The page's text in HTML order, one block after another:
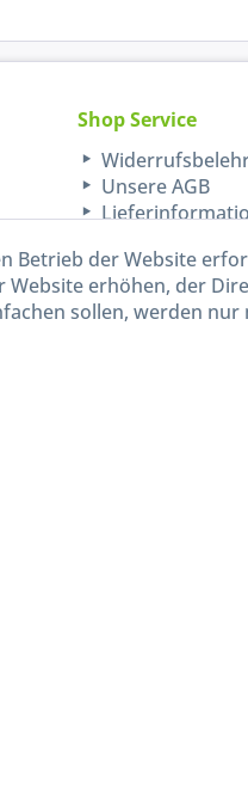
Shop Service
Unsere AGB
Betrieb der Website
Website erhöhen, der
sollen, werden